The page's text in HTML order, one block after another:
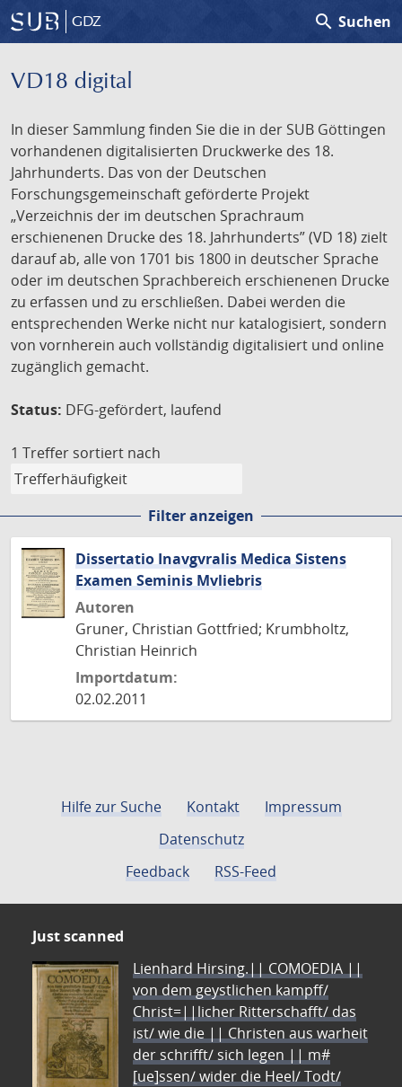
GDZ search Suchen
VD18 digital
In dieser Sammlung finden Sie die in der SUB Göttingen
vorhandenen digitalisierten Druckwerke des 18.
Jahrhunderts. Das von der Deutschen
Forschungsgemeinschaft geförderte Projekt
„Verzeichnis der im deutschen Sprachraum
erschienenen Drucke des 18. Jahrhunderts” (VD 18) zielt
darauf ab, alle von 1701 bis 1800 in deutscher Sprache
oder im deutschen Sprachbereich erschienenen Drucke
zu erfassen und zu erschließen. Dabei werden die
entsprechenden Werke nicht nur katalogisiert, sondern
von vornherein auch vollständig digitalisiert und online
zugänglich gemacht.
Status: DFG-gefördert, laufend
1 Treffer sortiert nach
Filter anzeigen
Dissertatio Inavgvralis Medica Sistens
Examen Seminis Mvliebris
Autoren
Gruner, Christian Gottfried; Krumbholtz,
Christian Heinrich
Importdatum:
02.02.2011
Hilfe zur Suche Kontakt
Impressum
Datenschutz
Feedback
RSS-Feed
Just scanned
Lienhard Hirsing.|| COMOEDIA ||
von dem geystlichen kampff/
Christ=||licher Ritterschafft/ das
ist/ wie die || Christen aus warheit
der schrifft/ sich legen || m#
[ue]ssen/ wider die Heel/ Todt/